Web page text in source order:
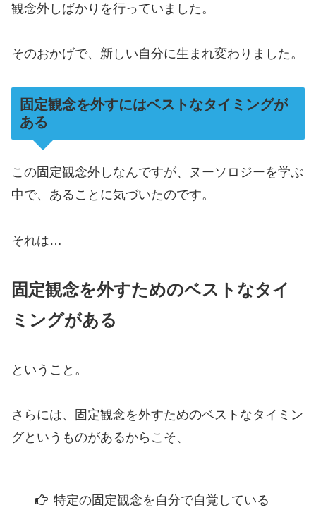
観念外しばかりを行っていました。
そのおかげで、新しい自分に生まれ変わりました。
固定観念を外すにはベストなタイミングが
ある
この固定観念外しなんですが、ヌーソロジーを学ぶ
中で、あることに気づいたのです。
それは…
固定観念を外すためのベストなタイ
ミングがある
ということ。
さらには、固定観念を外すためのベストなタイミン
グというものがあるからこそ、
特定の固定観念を自分で自覚している